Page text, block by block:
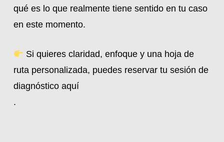
qué es lo que realmente tiene sentido en tu caso
en este momento.
Si quieres claridad, enfoque y una hoja de
ruta personalizada, puedes reservar tu sesión de
diagnóstico aquí
.